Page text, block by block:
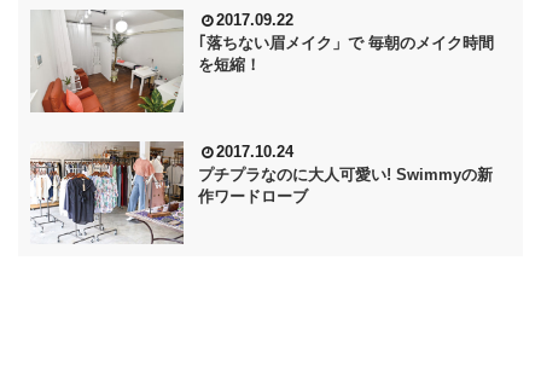
2017.09.22
｢落ちない眉メイク」で 毎朝のメイク時間
を短縮！
2017.10.24
プチプラなのに大人可愛い! Swimmyの新
作ワードローブ